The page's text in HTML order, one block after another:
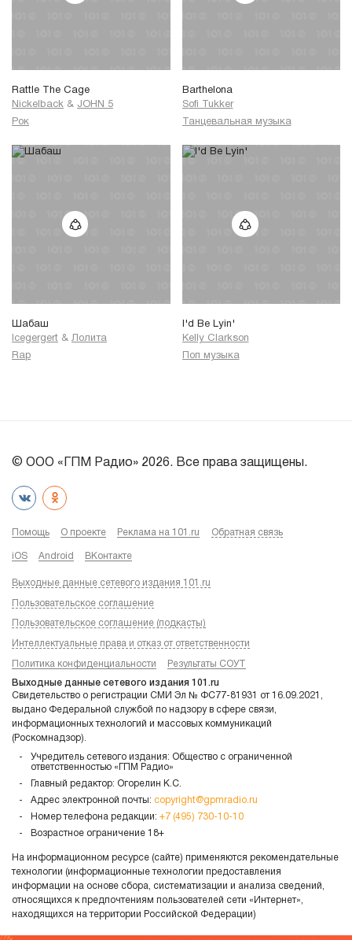
Rattle The Cage
Nickelback & JOHN 5
Рок
Barthelona
Sofi Tukker
Танцевальная музыка
Шабаш
Icegergert & Лолита
Rap
I'd Be Lyin'
Kelly Clarkson
Поп музыка
© ООО «ГПМ Радио» 2026. Все права защищены.
Помощь О проекте Реклама на 101.ru Обратная связь
iOS Android ВКонтакте
Выходные данные сетевого издания 101.ru
Пользовательское соглашение
Пользовательское соглашение (подкасты)
Интеллектуальные права и отказ от ответственности
Политика конфиденциальности Результаты СОУТ
Выходные данные сетевого издания 101.ru
Свидетельство о регистрации СМИ Эл № ФС77-81931 от 16.09.2021,
выдано Федеральной службой по надзору в сфере связи,
информационных технологий и массовых коммуникаций
(Роскомнадзор).
Учредитель сетевого издания: Общество с ограниченной
ответственностью «ГПМ Радио»
Главный редактор: Огорелин К.С.
Адрес электронной почты: copyright@gpmradio.ru
Номер телефона редакции: +7 (495) 730-10-10
Возрастное ограничение 18+
На информационном ресурсе (сайте) применяются рекомендательные
технологии (информационные технологии предоставления
информации на основе сбора, систематизации и анализа сведений,
относящихся к предпочтениям пользователей сети «Интернет»,
находящихся на территории Российской Федерации)